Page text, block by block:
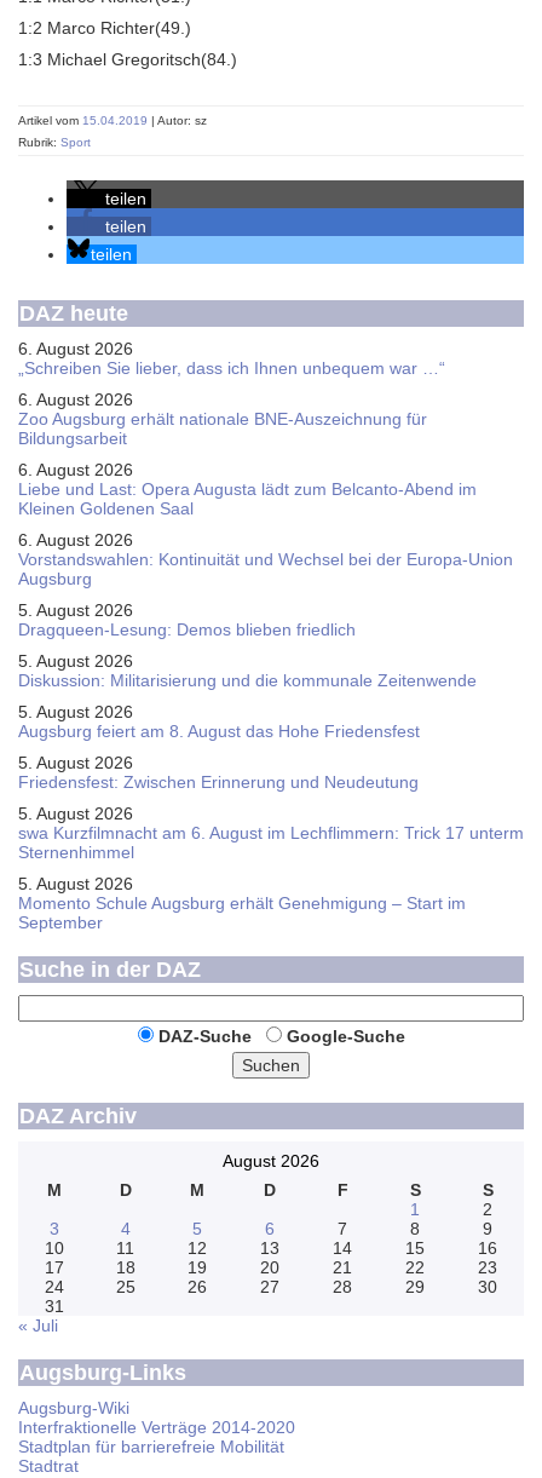
1:2 Marco Richter(49.)
1:3 Michael Gregoritsch(84.)
Artikel vom 15.04.2019 | Autor: sz
Rubrik: Sport
teilen
teilen
teilen
DAZ heute
6. August 2026
„Schreiben Sie lieber, dass ich Ihnen unbequem war …“
6. August 2026
Zoo Augsburg erhält nationale BNE-Auszeichnung für
Bildungsarbeit
6. August 2026
Liebe und Last: Opera Augusta lädt zum Belcanto-Abend im
Kleinen Goldenen Saal
6. August 2026
Vorstandswahlen: Kontinuität und Wechsel bei der Europa-Union
Augsburg
5. August 2026
Dragqueen-Lesung: Demos blieben friedlich
5. August 2026
Diskussion: Mi­li­ta­ri­sie­rung und die kommunale Zeitenwende
5. August 2026
Augsburg feiert am 8. August das Hohe Friedensfest
5. August 2026
Friedensfest: Zwischen Erinnerung und Neudeutung
5. August 2026
swa Kurz­film­nacht am 6. August im Lech­flim­mern: Trick 17 unterm
Sternen­himmel
5. August 2026
Momento Schule Augsburg erhält Genehmigung – Start im
September
Suche in der DAZ
DAZ-Suche
Google-Suche
Suchen
DAZ Archiv
August 2026
M
D M D F S
S
1
2
3
4 5 6 7 8
9
10
11 12 13 14 15
16
17
18 19 20 21 22
23
24
25 26 27 28 29
30
31
« Juli
Augsburg-Links
Augsburg-Wiki
Interfraktionelle Verträge 2014-2020
Stadtplan für barrierefreie Mobilität
Stadtrat